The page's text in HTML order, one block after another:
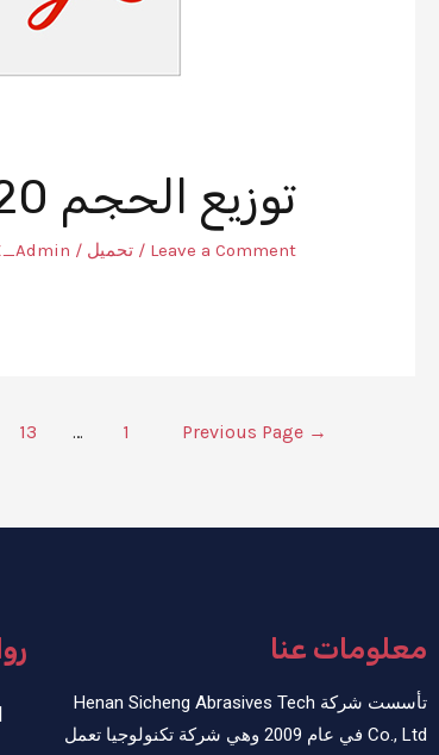
توزيع الحجم F8-F220
Leave a Comment
/تحميل / By
→
1
…
13
معلومات عنا
تأسست شركة Henan Sicheng Abrasives Tech
Co., Ltd في عام 2009 وهي شركة تكنولوجيا تعمل